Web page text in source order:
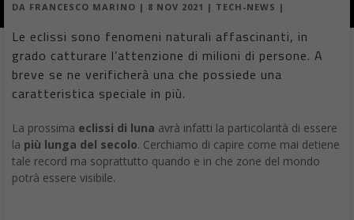
DA FRANCESCO MARINO | 8 NOV 2021 | TECH-NEWS |
Le eclissi sono fenomeni naturali affascinanti, in
grado catturare l’attenzione di milioni di persone. A
breve se ne verificherà una che possiede una
caratteristica speciale in più.
La prossima eclissi di luna avrà infatti la particolarità di essere
la più lunga del secolo. Cerchiamo di capire come mai detiene
tale record ma soprattutto quando e in che zone del mondo
potrà essere visibile.